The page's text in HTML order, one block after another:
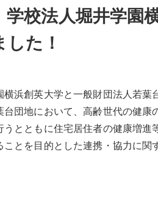
学校法人堀井学園
た！
横浜創英大学と一般財団法人若葉
団地において、高齢世代の健康
とともに住宅居住者の健康増進
ことを目的とした連携・協力に